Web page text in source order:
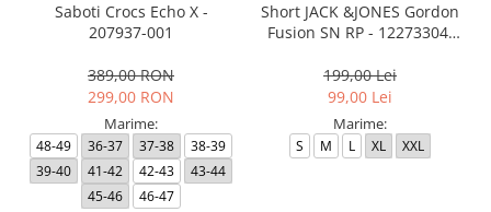
Saboti Crocs Echo X -
207937-001
389,00 RON
299,00 RON
Marime:
48-49 36-37 37-38
38-39
39-40
41-42 42-43
43-44
45-46
46-47
Short JACK &JONES Gordon
Fusion SN RP - 12273304-
199,00 Lei
99,00 Lei
Marime:
S M L XL XXL